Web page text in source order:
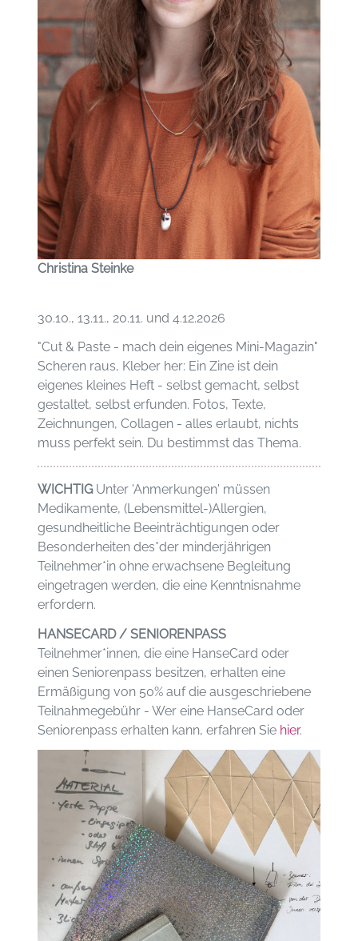
Christina Steinke
30.10., 13.11., 20.11. und 4.12.2026
"Cut & Paste - mach dein eigenes Mini-Magazin"
Scheren raus, Kleber her: Ein Zine ist dein
eigenes kleines Heft - selbst gemacht, selbst
gestaltet, selbst erfunden. Fotos, Texte,
Zeichnungen, Collagen - alles erlaubt, nichts
muss perfekt sein. Du bestimmst das Thema.
WICHTIGUnter 'Anmerkungen' müssen
Medikamente, (Lebensmittel-)Allergien,
gesundheitliche Beeinträchtigungen oder
Besonderheiten des*der minderjährigen
Teilnehmer*in ohne erwachsene Begleitung
eingetragen werden, die eine Kenntnisnahme
erfordern.
HANSECARD / SENIORENPASS
Teilnehmer*innen, die eine HanseCard oder
einen Seniorenpass besitzen, erhalten eine
Ermäßigung von 50% auf die ausgeschriebene
Teilnahmegebühr - Wer eine HanseCard oder
Seniorenpass erhalten kann, erfahren Sie hier.